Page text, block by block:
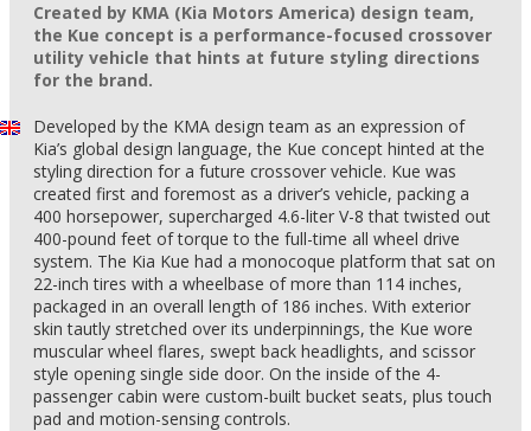
Created by KMA (Kia Motors America) design team,
the Kue concept is a performance-focused crossover
utility vehicle that hints at future styling directions
for the brand.
Developed by the KMA design team as an expression of
Kia’s global design language, the Kue concept hinted at the
styling direction for a future crossover vehicle. Kue was
created first and foremost as a driver’s vehicle, packing a
400 horsepower, supercharged 4.6-liter V-8 that twisted out
400-pound feet of torque to the full-time all wheel drive
system. The Kia Kue had a monocoque platform that sat on
22-inch tires with a wheelbase of more than 114 inches,
packaged in an overall length of 186 inches. With exterior
skin tautly stretched over its underpinnings, the Kue wore
muscular wheel flares, swept back headlights, and scissor
style opening single side door. On the inside of the 4-
passenger cabin were custom-built bucket seats, plus touch
pad and motion-sensing controls.